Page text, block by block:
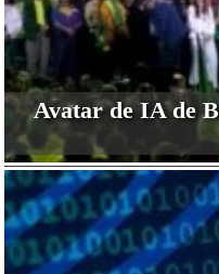
Avatar de IA de